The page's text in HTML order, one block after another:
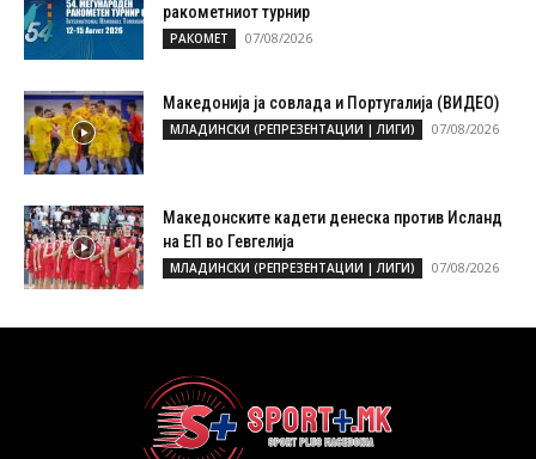
ракометниот турнир
РАКОМЕТ 07/08/2026
Македонија ја совлада и Португалија (ВИДЕО)
МЛАДИНСКИ (РЕПРЕЗЕНТАЦИИ | ЛИГИ) 07/08/2026
Македонските кадети денеска против Исланд
на ЕП во Гевгелија
МЛАДИНСКИ (РЕПРЕЗЕНТАЦИИ | ЛИГИ) 07/08/2026